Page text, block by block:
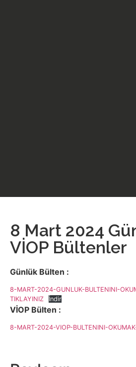
8 Mart 2024
VİOP Bültenler
Günlük Bülten :
8-MART-2024-GUNLUK-BULTENINI-
TIKLAYINIZ
İndir
VİOP Bülten :
8-MART-2024-VIOP-BULTENINI-